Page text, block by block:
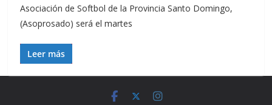
Asociación de Softbol de la Provincia Santo Domingo,
(Asoprosado) será el martes
Leer más